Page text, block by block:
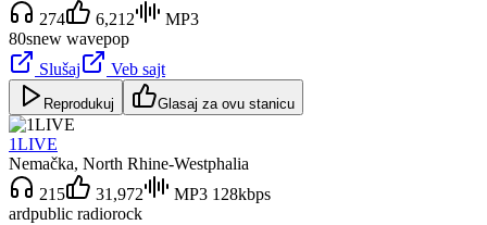
274
6,212
MP3
80snew wavepop
Slušaj
Veb sajt
Reprodukuj Glasaj za ovu stanicu
1LIVE
Nemačka, North Rhine-Westphalia
215
31,972
MP3 128kbps
ardpublic radiorock